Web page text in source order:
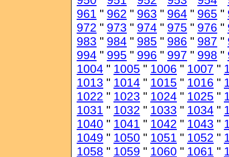
961 " 962 " 963 " 964 " 965 "
972 " 973 " 974 " 975 " 976 "
983 " 984 " 985 " 986 " 987 "
994 " 995 " 996 " 997 " 998 "
1004 " 1005 " 1006 " 1007 "
1013 " 1014 " 1015 " 1016 "
1022 " 1023 " 1024 " 1025 "
1031 " 1032 " 1033 " 1034 "
1040 " 1041 " 1042 " 1043 "
1049 " 1050 " 1051 " 1052 "
1058 " 1059 " 1060 " 1061 "